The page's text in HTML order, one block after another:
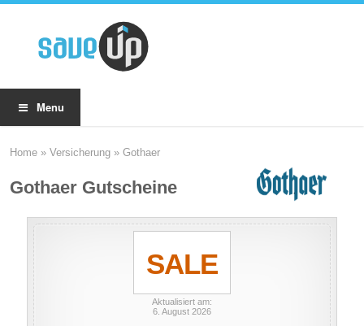
Menu
Home »Versicherung »Gothaer
Gothaer Gutscheine
SALE
Aktualisiert am:
6. August 2026